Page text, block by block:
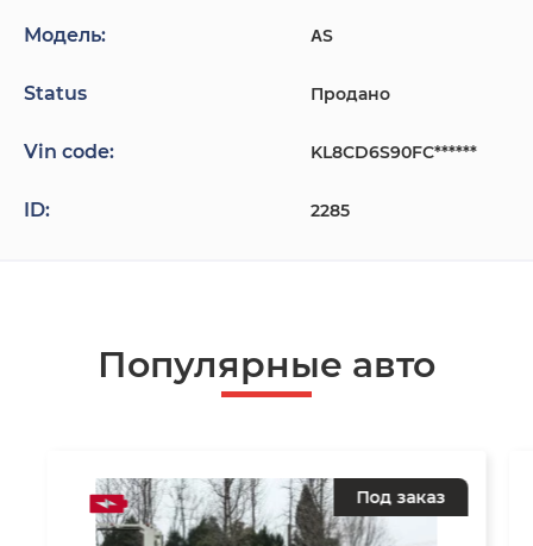
Модель: ΑS
Status Продано
Vin code: KL8CD6S90FC******
ID: 2285
Популярные авто
Под заказ